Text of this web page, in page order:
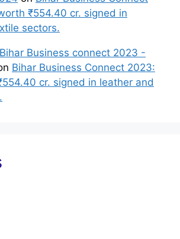
₹554.40 cr. signed in
sectors.
Business connect 2023 -
Bihar Business Connect 2023:
cr. signed in leather and